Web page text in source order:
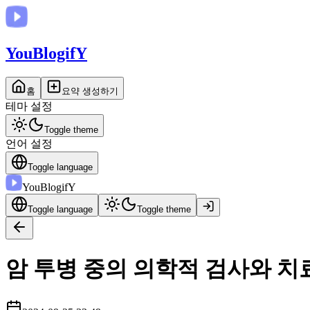
YouBlogifY
홈 요약 생성하기
테마 설정
Toggle theme
언어 설정
Toggle language
YouBlogifY
Toggle language Toggle theme
암 투병 중의 의학적 검사와 치